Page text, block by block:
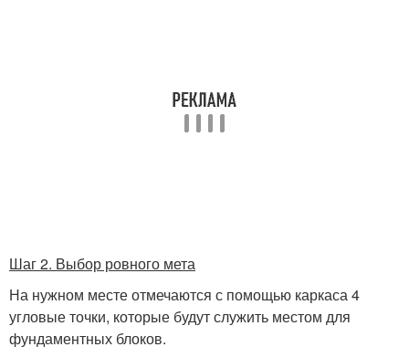
Шаг 2. Выбор ровного мета
На нужном месте отмечаются с помощью каркаса 4
угловые точки, которые будут служить местом для
фундаментных блоков.